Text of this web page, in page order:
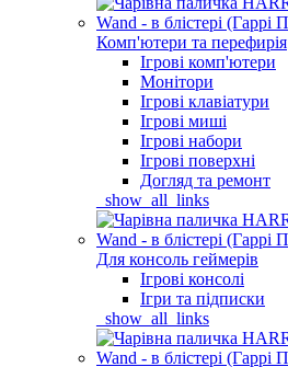
Комп'ютери та перефирія
Ігрові комп'ютери
Монітори
Ігрові клавіатури
Ігрові миші
Ігрові набори
Ігрові поверхні
Догляд та ремонт
_show_all_links
Для консоль геймерів
Ігрові консолі
Ігри та підписки
_show_all_links